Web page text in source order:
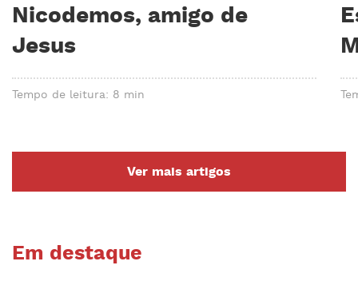
Em destaque
Nicodemos, amigo de
Jesus
Tempo de leitura: 8 min
Ver mais artigos